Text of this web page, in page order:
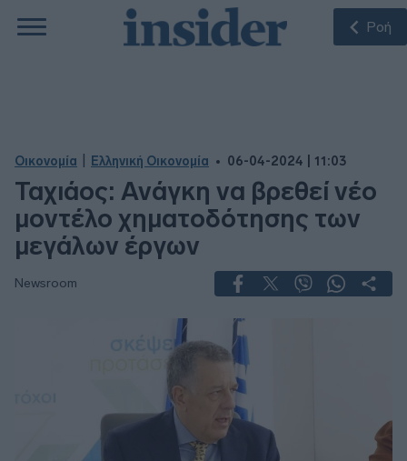
Ροή
Οικονομία Ελληνική Οικονομία 06-04-2024 | 11:03
Ταχιάος: Ανάγκη να βρεθεί νέο
μοντέλο χηματοδότησης των
μεγάλων έργων
Newsroom